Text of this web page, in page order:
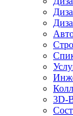
3D-